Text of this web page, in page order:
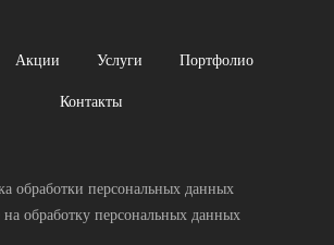
Акции Услуги Портфолио
Контакты
обработки персональных данных
на обработку персональных данных